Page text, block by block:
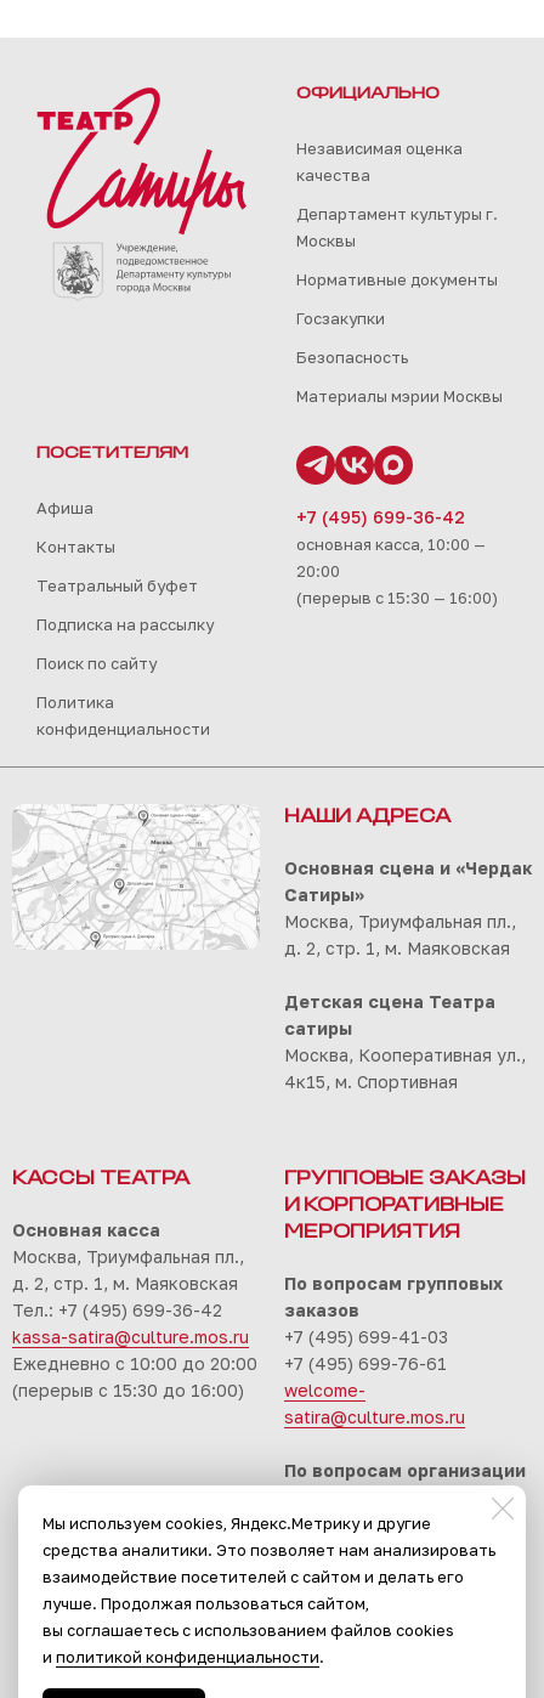
ОФИЦИАЛЬНО
Независимая оценка
качества
Департамент культуры г.
Москвы
Нормативные документы
Госзакупки
Безопасность
Материалы мэрии Москвы
ПОСЕТИТЕЛЯМ
Афиша
Контакты
Театральный буфет
Подписка на рассылку
Поиск по сайту
Политика
конфиденциальности
+7 (495) 699-36-42
основная касса, 10:00 —
20:00
(перерыв с 15:30 — 16:00)
НАШИ АДРЕСА
Основная сцена и «Чердак
Сатиры»
Москва, Триумфальная пл.,
д. 2, стр. 1, м. Маяковская
Детская сцена Театра
сатиры
Москва, Кооперативная ул.,
4к15, м. Спортивная
КАССЫ ТЕАТРА
Основная касса
Москва, Триумфальная пл.,
д. 2, стр. 1, м. Маяковская
Тел.: +7 (495) 699-36-42
kassa-satira@culture.mos.ru
Ежедневно с 10:00 до 20:00
(перерыв с 15:30 до 16:00)
ГРУППОВЫЕ ЗАКАЗЫ
И КОРПОРАТИВНЫЕ
МЕРОПРИЯТИЯ
По вопросам групповых
заказов
+7 (495) 699-41-03
+7 (495) 699-76-61
welcome-
satira@culture.mos.ru
По вопросам организации
мероприятий
+7 (495) 699-94-30
event-satira@culture.mos.ru
Мы используем cookies, Яндекс.Метрику и другие
средства аналитики. Это позволяет нам анализировать
взаимодействие посетителей с сайтом и делать его
лучше. Продолжая пользоваться сайтом,
вы соглашаетесь с использованием файлов cookies
и политикой конфиденциальности.